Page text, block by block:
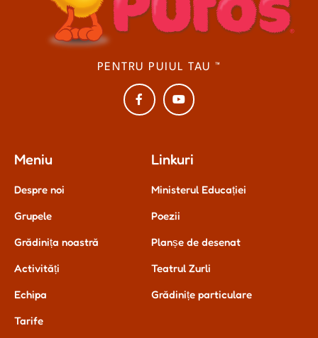
PENTRU PUIUL TAU ™
Meniu
Despre noi
Grupele
Grădinița noastră
Activități
Echipa
Tarife
Linkuri
Ministerul Educației
Poezii
Planșe de desenat
Teatrul Zurli
Grădinițe particulare